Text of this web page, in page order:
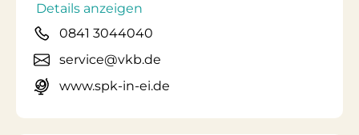
Details anzeigen
0841 3044040
service@vkb.de
www.spk-in-ei.de